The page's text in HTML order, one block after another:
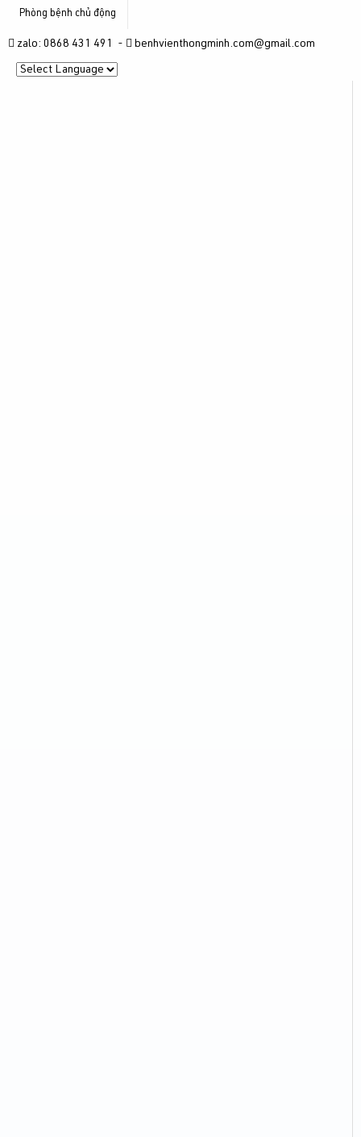
Phòng bệnh chủ động
zalo: 0868 431 491 - benhvienthongminh.com@gmail.com